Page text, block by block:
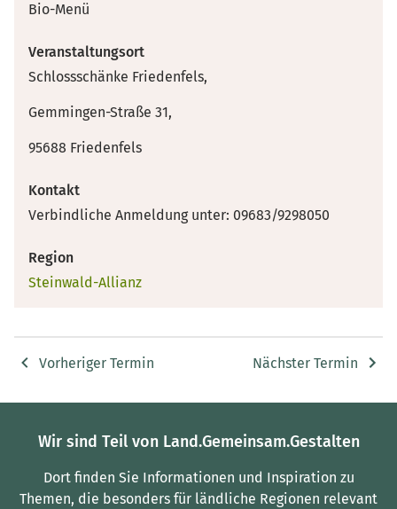
Bio-Menü
Veranstaltungsort
Schlossschänke Friedenfels,
Gemmingen-Straße 31,
95688 Friedenfels
Kontakt
Verbindliche Anmeldung unter: 09683/9298050
Region
Steinwald-Allianz
Vorheriger Termin Nächster Termin
Wir sind Teil von Land.Gemeinsam.Gestalten
Dort finden Sie Informationen und Inspiration zu
Themen, die besonders für ländliche Regionen relevant